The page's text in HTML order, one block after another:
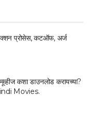
प्रोसेस, कटऑफ, अर्ज
कशा डाउनलोड करायच्या?
Movies.